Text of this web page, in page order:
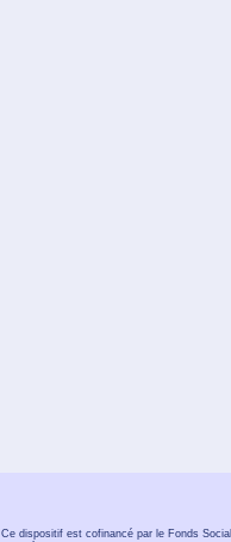
Ce dispositif est cofinancé par le Fonds Social